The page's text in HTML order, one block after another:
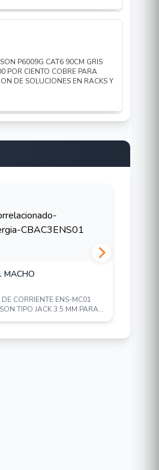
P6009G CAT6 90CM GRIS
POR CIENTO COBRE PARA
DE SOLUCIONES EN RACKS Y
MACHO
CORRIENTE ENS-MC01
TIPO JACK 3.5 MM PARA